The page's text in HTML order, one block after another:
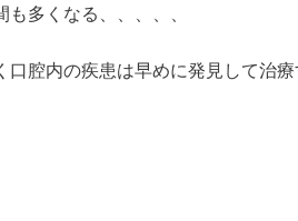
多くなる、、、、、
腔内の疾患は早めに発見して治